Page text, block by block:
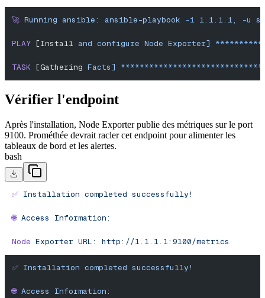
🚀 Running ansible: ansible-playbook -i 1.1.1.1, -u
PLAY [Install and configure Node Exporter]
TASK [Gathering Facts]
Vérifier l'endpoint
Après l'installation, Node Exporter publie des métriques sur le port
9100. Prométhée devrait racler cet endpoint pour alimenter les
tableaux de bord et les alertes.
bash
✅ Installation completed successfully!
🌐 Access Information:
Node Exporter URL: http://1.1.1.1:9100/metrics
✅ Installation completed successfully!
🌐 Access Information: